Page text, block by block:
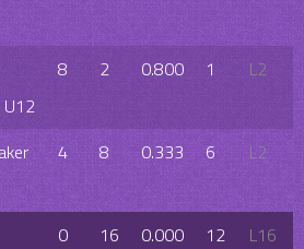
U12
8 2 0.800 1 L2
4 8 0.333 6 L2
0 16 0.000 12 L16